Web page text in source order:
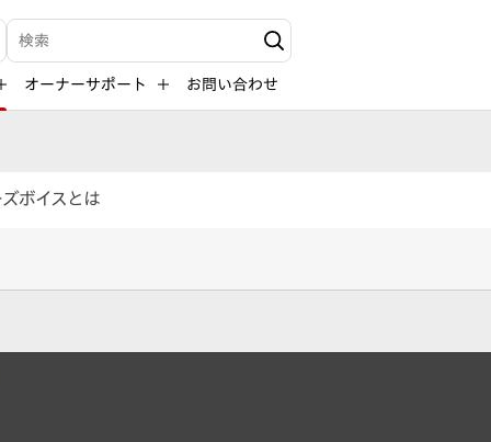
検索キーワード入力
オーナーサポート お問い合わせ
ボイスとは